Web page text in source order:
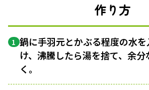
作り方
1 鍋に手羽元とかぶる程度の水
け、沸騰したら湯を捨て、余
く。